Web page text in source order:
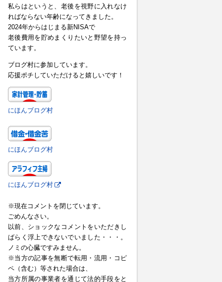
私らはというと、老後を視野に入れなけ
ればならない年齢になってきました。
2024年からはじまる新NISAで
老後費用を貯めまくりたいと野望を持っ
ています。
ブログ村に参加しています。
応援ポチしていただけると嬉しいです！
にほんブログ村
にほんブログ村
にほんブログ村
※現在コメントを閉じています。
ごめんなさい。
以前、ショックなコメントをいただきし
ばらく浮上できないでいました・・・。
ノミの心臓ですみません。
※当方の記事を無断で転用・流用・コピ
ペ（含む）等された場合は、
当方所属の事業者を通じて法的手段をと